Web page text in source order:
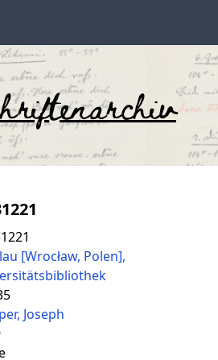
[Wrocław, Polen],
Joseph